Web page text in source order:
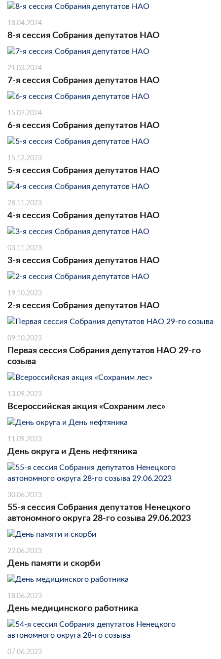
18.04.2024
8-я сессия Собрания депутатов НАО
21.03.2024
7-я сессия Собрания депутатов НАО
15.02.2024
6-я сессия Собрания депутатов НАО
15.12.2023
5-я сессия Собрания депутатов НАО
28.11.2023
4-я сессия Собрания депутатов НАО
03.11.2023
3-я сессия Собрания депутатов НАО
19.10.2023
2-я сессия Собрания депутатов НАО
09.10.2023
Первая сессия Собрания депутатов НАО 29-го
созыва
13.09.2023
Всероссийская акция «Сохраним лес»
11.09.2023
День округа и День нефтяника
30.06.2023
55-я сессия Собрания депутатов Ненецкого
автономного округа 28-го созыва 29.06.2023
22.06.2023
День памяти и скорби
18.06.2023
День медицинского работника
07.06.2023